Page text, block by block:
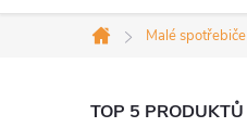
Domů
Malé spotřebiče
P
TOP 5 PRODUKTŮ